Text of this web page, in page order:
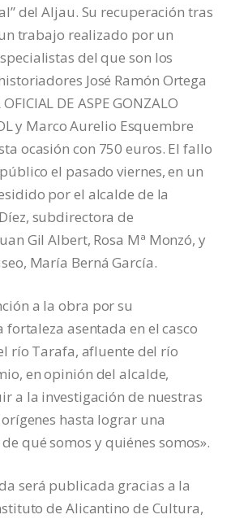
del Aljau. Su recuperación tras
trabajo realizado por un
del que son los
José Ramón Ortega
DE ASPE GONZALO
y Marco Aurelio Esquembre
ocasión con 750 euros. El fallo
el pasado viernes, en un
por el alcalde de la
subdirectora de
Gil Albert, Rosa Mª Monzó, y
María Berná García.
a la obra por su
asentada en el casco
río Tarafa, afluente del río
en opinión del alcalde,
a la investigación de nuestras
hasta lograr una
qué somos y quiénes somos».
será publicada gracias a la
de Alicantino de Cultura,